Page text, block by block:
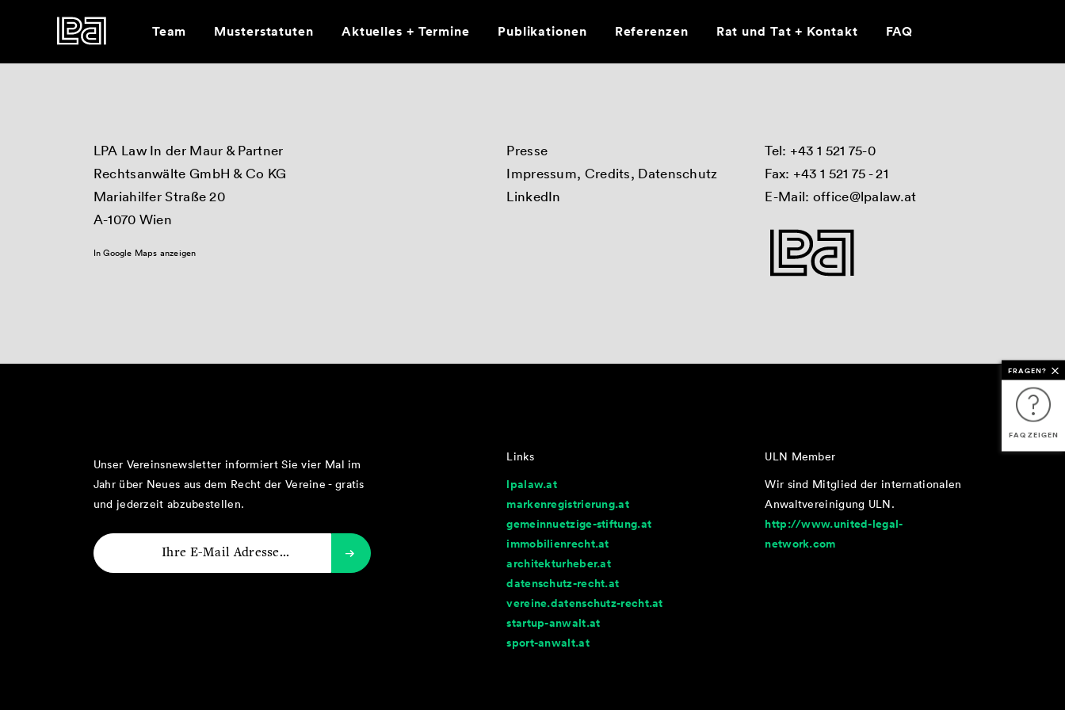
Team Musterstatuten Aktuelles + Termine Publikationen Referenzen Rat und Tat + Kontakt FAQ
FRAGEN?
FAQ ZEIGEN
LPA Law In der Maur & Partner
Rechtsanwälte GmbH & Co KG
Mariahilfer Straße 20
A-1070 Wien
In Google Maps anzeigen
Presse
Impressum, Credits, Datenschutz
LinkedIn
Tel: +43 1 521 75-0
Fax: +43 1 521 75 - 21
E-Mail: office@lpalaw.at
Unser Vereinsnewsletter informiert Sie vier Mal im
Jahr über Neues aus dem Recht der Vereine - gratis
und jederzeit abzubestellen.
Links
lpalaw.at
markenregistrierung.at
gemeinnuetzige-stiftung.at
immobilienrecht.at
architekturheber.at
datenschutz-recht.at
vereine.datenschutz-recht.at
startup-anwalt.at
sport-anwalt.at
ULN Member
Wir sind Mitglied der internationalen
Anwaltvereinigung ULN.
http://www.united-legal-
network.com